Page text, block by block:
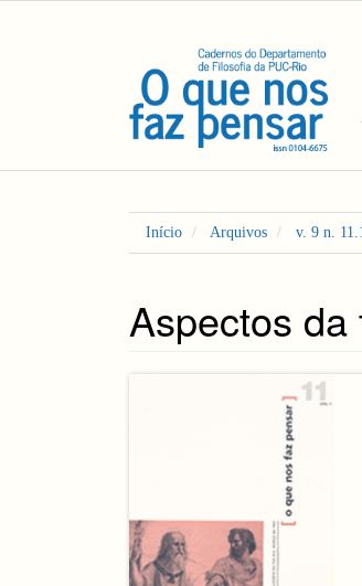
Início Arquivos v. 9 n.
Aspectos